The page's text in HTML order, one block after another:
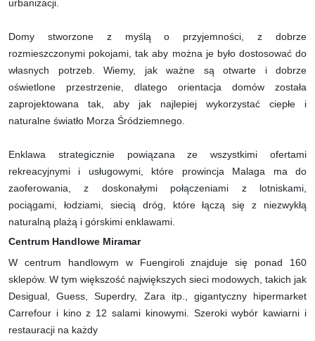
urbanizacji.
Domy stworzone z myślą o przyjemności, z dobrze
rozmieszczonymi pokojami, tak aby można je było dostosować do
własnych potrzeb. Wiemy, jak ważne są otwarte i dobrze
oświetlone przestrzenie, dlatego orientacja domów została
zaprojektowana tak, aby jak najlepiej wykorzystać ciepłe i
naturalne światło Morza Śródziemnego.
Enklawa strategicznie powiązana ze wszystkimi ofertami
rekreacyjnymi i usługowymi, które prowincja Malaga ma do
zaoferowania, z doskonałymi połączeniami z lotniskami,
pociągami, łodziami, siecią dróg, które łączą się z niezwykłą
naturalną plażą i górskimi enklawami.
Centrum Handlowe Miramar
W centrum handlowym w Fuengiroli znajduje się ponad 160
sklepów. W tym większość największych sieci modowych, takich jak
Desigual, Guess, Superdry, Zara itp., gigantyczny hipermarket
Carrefour i kino z 12 salami kinowymi. Szeroki wybór kawiarni i
restauracji na każdy